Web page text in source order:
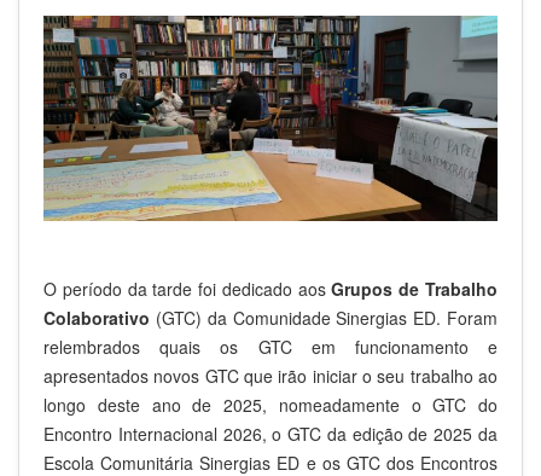
O período da tarde foi dedicado aosGrupos de Trabalho
Colaborativo (GTC) da Comunidade Sinergias ED. Foram
relembrados quais os GTC em funcionamento e
apresentados novos GTC que irão iniciar o seu trabalho ao
longo deste ano de 2025, nomeadamente o GTC do
Encontro Internacional 2026, o GTC da edição de 2025 da
Escola Comunitária Sinergias ED e os GTC dos Encontros